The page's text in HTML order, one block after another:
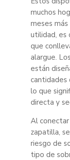
muchos
meses
utilidad, es
que
alargue.
están
cantidades
lo que
directa y
Al
zapatilla,
riesgo de
tipo de